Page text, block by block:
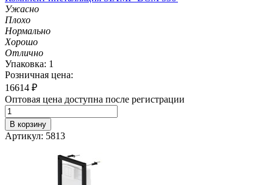
Ужасно
Плохо
Нормально
Хорошо
Отлично
Упаковка: 1
Розничная цена:
16614 ₽
Оптовая цена доступна после регистрации
В корзину
Артикул: 5813